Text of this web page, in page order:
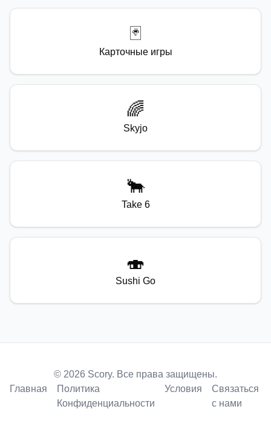
🃏
Карточные игры
🌈
Skyjo
🐂
Take 6
🍣
Sushi Go
© 2026 Scory. Все права защищены.
Главная
Политика
Конфиденциальности
Условия
Связаться
с нами